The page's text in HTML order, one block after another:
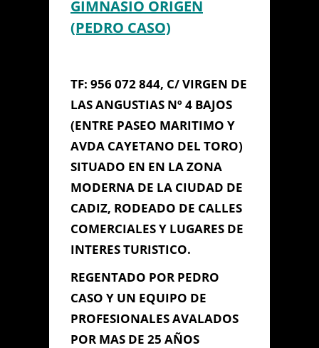
GIMNASIO ORIGEN
(PEDRO CASO)
TF: 956 072 844, C/ VIRGEN DE
LAS ANGUSTIAS Nº 4 BAJOS
(ENTRE PASEO MARITIMO Y
AVDA CAYETANO DEL TORO)
SITUADO EN EN LA ZONA
MODERNA DE LA CIUDAD DE
CADIZ, RODEADO DE CALLES
COMERCIALES Y LUGARES DE
INTERES TURISTICO.
REGENTADO POR PEDRO
CASO Y UN EQUIPO DE
PROFESIONALES AVALADOS
POR MAS DE 25 AÑOS
CASO
Información de
Contacto
C/ VIRGEN DE LAS ANGUSTIAS
CAYETANO DEL TORO Y PASEO
MARITIMO DE LA PLAYA VICTORIA),
956 072 844
gimnasio_origen@live.com